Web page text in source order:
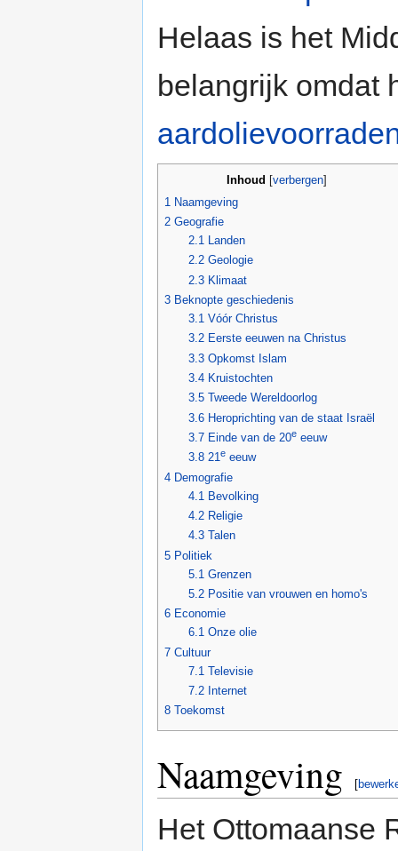
Helaas is het
belangrijk omdat
Inhoud [verbergen]
1 Naamgeving
2 Geografie
2.1
Landen
2.2 Geologie
2.3 Klimaat
3 Beknopte geschiedenis
3.1 Vóór Christus
3.2 Eerste eeuwen na Christus
3.3 Opkomst Islam
3.4 Kruistochten
3.5 Tweede Wereldoorlog
3.6 Heroprichting van de staat Israël
3.7 Einde van de 20eeeuw
3.8 21eeeuw
4 Demografie
4.1 Bevolking
4.2 Religie
4.3 Talen
5 Politiek
5.1 Grenzen
5.2 Positie van vrouwen en homo's
6 Economie
6.1 Onze olie
7 Cultuur
7.1 Televisie
7.2 Internet
8 Toekomst
Naamgeving [
Het Ottomaanse